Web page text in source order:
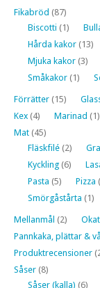
Fikabröd (87)
Biscotti (1)
Hårda kakor (13)
Mjuka kakor (3)
Småkakor (1)
Förrätter (15)
Kex (4) Marinad (1)
Mat (45)
Fläskfilé (2)
Kyckling (6)
Pasta (5) Pizza
Smörgåstårta (1)
Mellanmål (2)
Pannkaka, plättar &
Produktrecensioner
Såser (8)
Såser (kalla) (6)